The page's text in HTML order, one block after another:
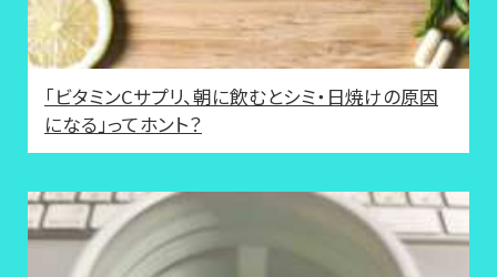
「ビタミンCサプリ、朝に飲むとシミ・日焼けの原因
になる」ってホント？